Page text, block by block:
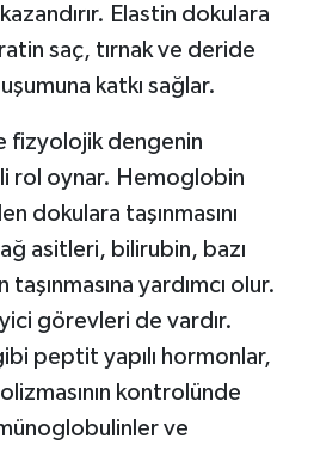
Elastin dokulara
saç, tırnak ve deride
katkı sağlar.
fizyolojik dengenin
rol oynar. Hemoglobin
dokulara taşınmasını
asitleri, bilirubin, bazı
yardımcı olur.
görevleri de vardır.
peptit yapılı hormonlar,
kontrolünde
ve